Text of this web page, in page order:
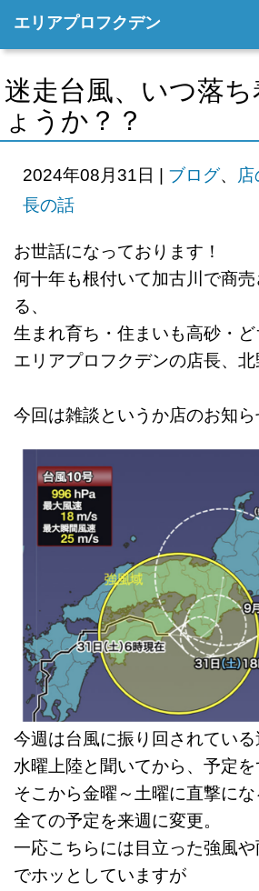
エリアプロフクデン
迷走台風、いつ落
ょうか？？
2024年08月31日 | ブログ、
長の話
お世話になっております！
何十年も根付いて加古川で商売
る、
生まれ育ち・住まいも高砂・
エリアプロフクデンの店長、北
今回は雑談というか店のお知ら
今週は台風に振り回されている
水曜上陸と聞いてから、予定を
そこから金曜～土曜に直撃に
全ての予定を来週に変更。
一応こちらには目立った強風
でホッとしていますが